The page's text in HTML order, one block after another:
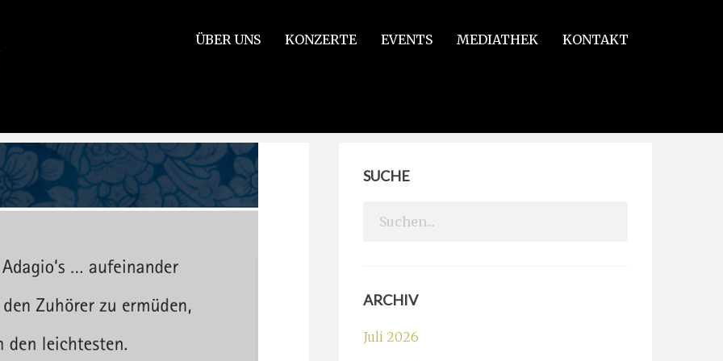
ÜBER UNS KONZERTE EVENTS MEDIATHEK KONTAKT
SUCHE
Search
ARCHIV
Juli 2026